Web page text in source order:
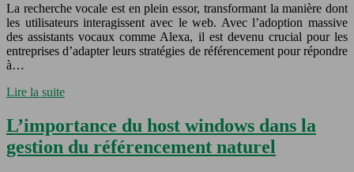
La recherche vocale est en plein essor, transformant la manière dont
les utilisateurs interagissent avec le web. Avec l’adoption massive
des assistants vocaux comme Alexa, il est devenu crucial pour les
entreprises d’adapter leurs stratégies de référencement pour répondre
à…
Lire la suite
L’importance du host windows dans la
gestion du référencement naturel